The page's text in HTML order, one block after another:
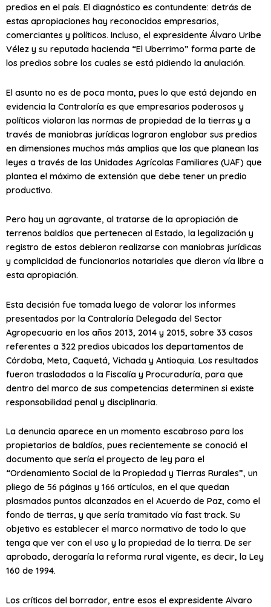
predios en el país. El diagnóstico es contundente: detrás de
estas apropiaciones hay reconocidos empresarios,
comerciantes y políticos. Incluso, el expresidente Álvaro Uribe
Vélez y su reputada hacienda “El Uberrimo” forma parte de
los predios sobre los cuales se está pidiendo la anulación.
El asunto no es de poca monta, pues lo que está dejando en
evidencia la Contraloría es que empresarios poderosos y
políticos violaron las normas de propiedad de la tierras y a
través de maniobras jurídicas lograron englobar sus predios
en dimensiones muchos más amplias que las que planean las
leyes a través de las Unidades Agrícolas Familiares (UAF) que
plantea el máximo de extensión que debe tener un predio
productivo.
Pero hay un agravante, al tratarse de la apropiación de
terrenos baldíos que pertenecen al Estado, la legalización y
registro de estos debieron realizarse con maniobras jurídicas
y complicidad de funcionarios notariales que dieron vía libre a
esta apropiación.
Esta decisión fue tomada luego de valorar los informes
presentados por la Contraloría Delegada del Sector
Agropecuario en los años 2013, 2014 y 2015, sobre 33 casos
referentes a 322 predios ubicados los departamentos de
Córdoba, Meta, Caquetá, Vichada y Antioquia. Los resultados
fueron trasladados a la Fiscalía y Procuraduría, para que
dentro del marco de sus competencias determinen si existe
responsabilidad penal y disciplinaria.
La denuncia aparece en un momento escabroso para los
propietarios de baldíos, pues recientemente se conoció el
documento que sería el proyecto de ley para el
“Ordenamiento Social de la Propiedad y Tierras Rurales”, un
pliego de 56 páginas y 166 artículos, en el que quedan
plasmados puntos alcanzados en el Acuerdo de Paz, como el
fondo de tierras, y que sería tramitado vía fast track. Su
objetivo es establecer el marco normativo de todo lo que
tenga que ver con el uso y la propiedad de la tierra. De ser
aprobado, derogaría la reforma rural vigente, es decir, la Ley
160 de 1994.
Los críticos del borrador, entre esos el expresidente Alvaro